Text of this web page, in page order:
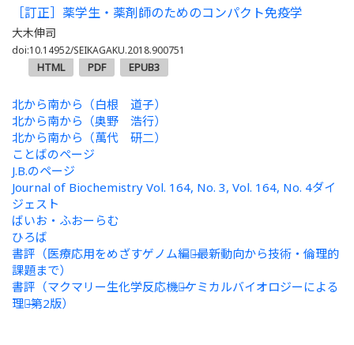
［訂正］薬学生・薬剤師のためのコンパクト免疫学
大木伸司
doi:10.14952/SEIKAGAKU.2018.900751
HTML PDF EPUB3
北から南から（白根 道子）
北から南から（奥野 浩行）
北から南から（萬代 研二）
ことばのページ
J.B.のページ
Journal of Biochemistry Vol. 164, No. 3, Vol. 164, No. 4ダイ
ジェスト
ばいお・ふおーらむ
ひろば
書評（医療応用をめざすゲノム編集̶̶最新動向から技術・倫理的
課題まで）
書評（マクマリー生化学反応機構̶̶ケミカルバイオロジーによる
理解̶̶第2版）